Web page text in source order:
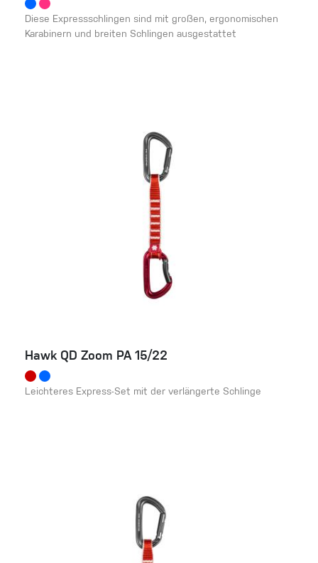
Diese Expressschlingen sind mit großen, ergonomischen
Karabinern und breiten Schlingen ausgestattet
Hawk QD Zoom PA 15/22
Leichteres Express-Set mit der verlängerte Schlinge